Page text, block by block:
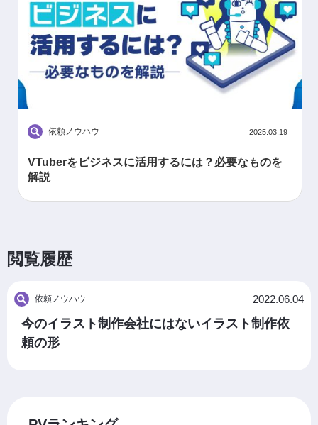
依頼ノウハウ 2025.03.19
VTuberをビジネスに活用するには？必要なものを
解説
閲覧履歴
依頼ノウハウ 2022.06.04
今のイラスト制作会社にはないイラスト制作依
頼の形